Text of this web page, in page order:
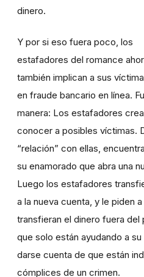
dinero.
Y por si eso fuera poco, los
estafadores del romance
también implican a sus
en fraude bancario en línea.
manera: Los estafadores
conocer a posibles víctimas.
“relación” con ellas,
su enamorado que abra una
Luego los estafadores
a la nueva cuenta, y le piden
transfieran el dinero fuera del
que solo están ayudando a
darse cuenta de que están
cómplices de un crimen.